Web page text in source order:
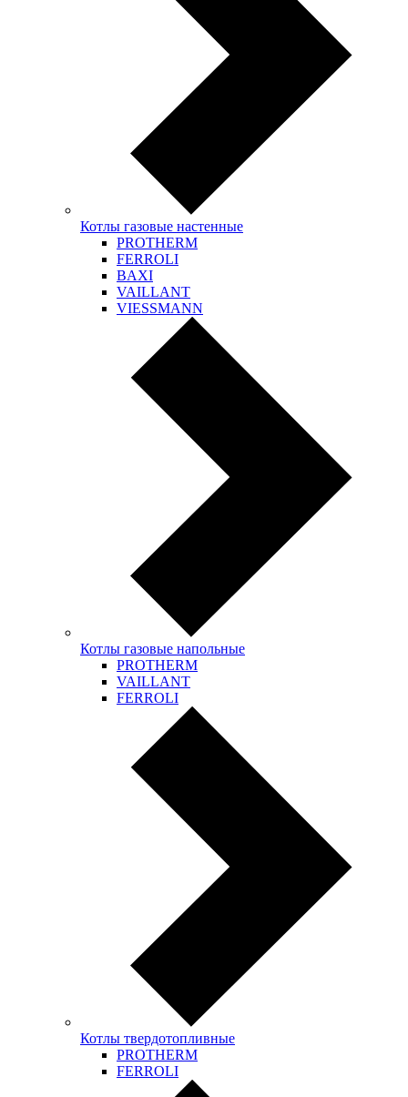
Котлы газовые настенные
PROTHERM
FERROLI
BAXI
VAILLANT
VIESSMANN
Котлы газовые напольные
PROTHERM
VAILLANT
FERROLI
Котлы твердотопливные
PROTHERM
FERROLI